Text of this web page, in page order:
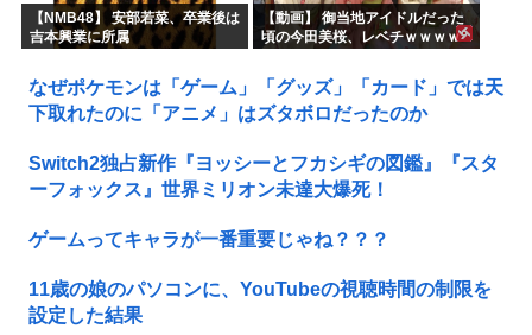
【NMB48】 安部若菜、卒業後は
吉本興業に所属
【動画】 御当地アイドルだった
頃の今田美桜、レベチｗｗｗｗ
なぜポケモンは「ゲーム」「グッズ」「カード」では天
下取れたのに「アニメ」はズタボロだったのか
Switch2独占新作『ヨッシーとフカシギの図鑑』『スタ
ーフォックス』世界ミリオン未達大爆死！
ゲームってキャラが一番重要じゃね？？？
11歳の娘のパソコンに、YouTubeの視聴時間の制限を
設定した結果